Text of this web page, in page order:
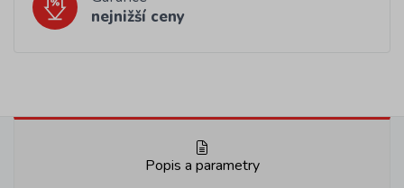
nejnižší ceny
Popis a parametry